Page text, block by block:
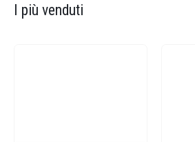
I più venduti